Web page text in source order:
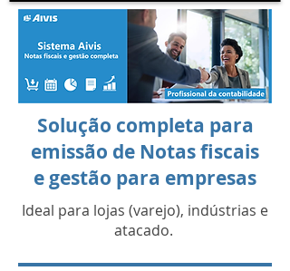
Solução completa para
emissão de Notas fiscais
e gestão para empresas
Ideal para lojas (varejo), indústrias e
atacado.